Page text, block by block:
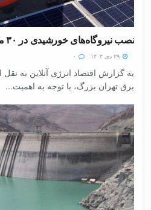
نصب نیروگاه‌های خورشیدی در ۳۰ مدرسه شهر تهران
به گزارش اقتصاد انرژی آنلاین به نقل
برق تهران بزرگ، با توجه به اهمیت...